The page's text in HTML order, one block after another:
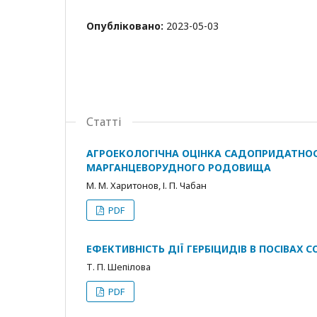
Опубліковано: 2023-05-03
Статті
АГРОЕКОЛОГІЧНА ОЦІНКА
МАРГАНЦЕВОРУДНОГО РОДОВИЩА
М. М. Харитонов, І. П. Чабан
PDF
ЕФЕКТИВНІСТЬ ДІЇ ГЕРБІЦИДІВ В ПОСІВАХ
Т. П. Шепілова
PDF